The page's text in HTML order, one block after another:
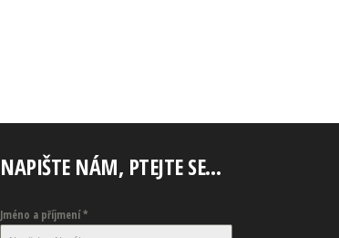
NAPIŠTE NÁM, PTEJTE SE…
Jméno a příjmení*